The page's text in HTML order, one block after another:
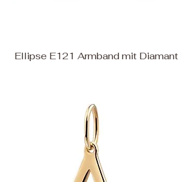
Ellipse E121 Armband mit Diamant